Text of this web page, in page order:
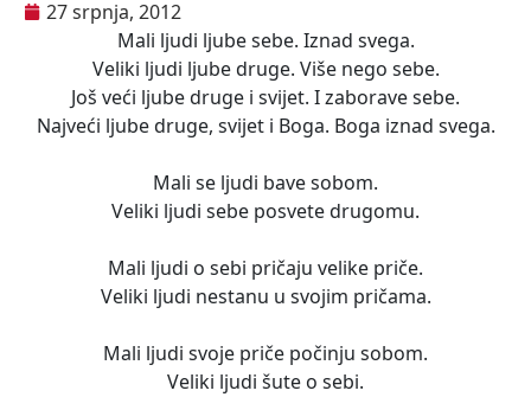
27 srpnja, 2012
Mali ljudi ljube sebe. Iznad svega.
Veliki ljudi ljube druge. Više nego sebe.
Još veći ljube druge i svijet. I zaborave sebe.
Najveći ljube druge, svijet i Boga. Boga iznad svega.
Mali se ljudi bave sobom.
Veliki ljudi sebe posvete drugomu.
Mali ljudi o sebi pričaju velike priče.
Veliki ljudi nestanu u svojim pričama.
Mali ljudi svoje priče počinju sobom.
Veliki ljudi šute o sebi.